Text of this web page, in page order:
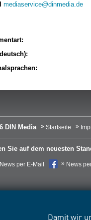
Damit wir
mediaservice@dinmedia.de
DIN Media Startseite
Sie auf dem neuesten
News per E-Mail News